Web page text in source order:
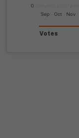
0
Sep Oct Nov
Votes